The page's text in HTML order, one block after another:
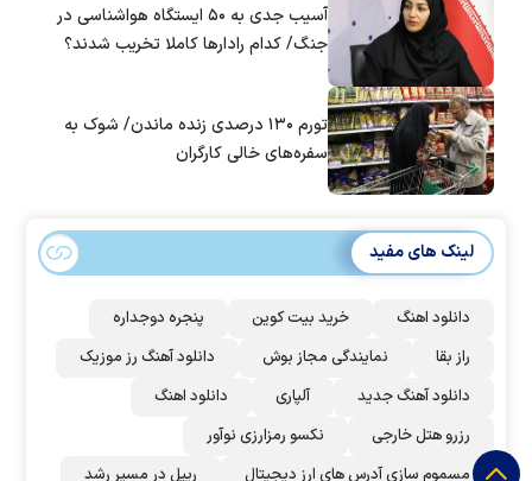
آسیب جدی به ۵۰ ایستگاه هواشناسی در
جنگ/ کدام رادار‌ها کاملا تخریب شدند؟
تورم ۱۳۰ درصدی زنده ماندن/ شوک به
سفره‌های خالی کارگران
لینک های مفید
دانلود اهنگ خرید بیت کوین
پنجره دوجداره
راز بقا
نمایندگی مجاز بوش
دانلود آهنگ رز‌ موزیک
دانلود آهنگ جدید
آلپاری
دانلود اهنگ
رزرو هتل خارجی
نکسو رمزارزی نوآور
مسموم سازی آدرس های ارز دیجیتال
ریپل در مسیر رشد